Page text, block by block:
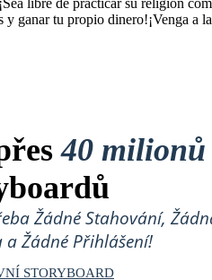
y ganar tu propio dinero!¡Venga a
40 milionů
Žádné Stahování,
Žádné Přihlášení!
STORYBOARD